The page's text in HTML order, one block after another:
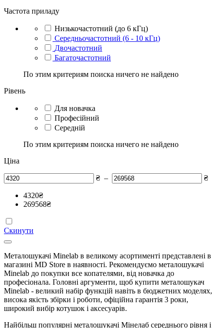
Частота приладу
Низькочастотний (до 6 кГц)
Середньочастотний (6 - 10 кГц)
Двочастотний
Багаточастотний
По этим критериям поиска ничего не найдено
Рівень
Для новачка
Професійний
Середній
По этим критериям поиска ничего не найдено
Ціна
₴ – ₴
4320₴
269568₴
Скинути
Металошукачі Minelab в великому асортименті представлені в
магазині MD Store в наявності. Рекомендуємо металошукачі
Minelab до покупки все копателями, від новачка до
професіонала. Головні аргументи, щоб купити металошукач
Minelab - великий набір функцій навіть в бюджетних моделях,
висока якість збірки і роботи, офіційна гарантія 3 роки,
широкий вибір котушок і аксесуарів.
Найбільш популярні металошукачі Mінелаб середнього рівня і